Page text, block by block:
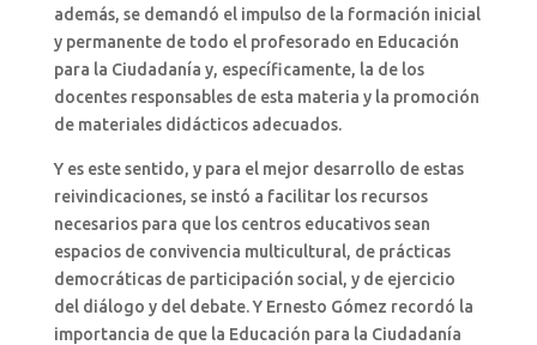
además, se demandó el impulso de la formación inicial
y permanente de todo el profesorado en Educación
para la Ciudadanía y, específicamente, la de los
docentes responsables de esta materia y la promoción
de materiales didácticos adecuados.
Y es este sentido, y para el mejor desarrollo de estas
reivindicaciones, se instó a facilitar los recursos
necesarios para que los centros educativos sean
espacios de convivencia multicultural, de prácticas
democráticas de participación social, y de ejercicio
del diálogo y del debate. Y Ernesto Gómez recordó la
importancia de que la Educación para la Ciudadanía